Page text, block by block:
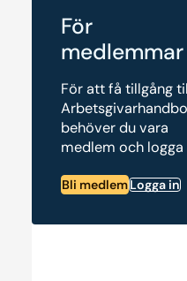
För
medlemmar
För att få tillgång
behöver du vara
medlem och logga
Bli medlemLogga in